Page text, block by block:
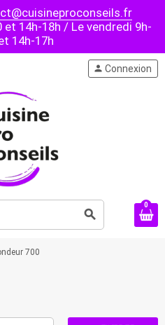
et 14h-18h / Le vendredi 9h-
14h-17h
search
person Connexion
0
700